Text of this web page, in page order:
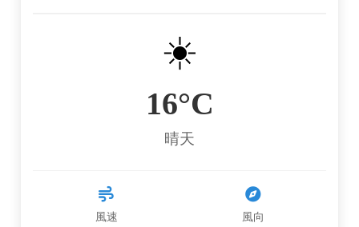
☀️
16°C
晴天
風速 風向